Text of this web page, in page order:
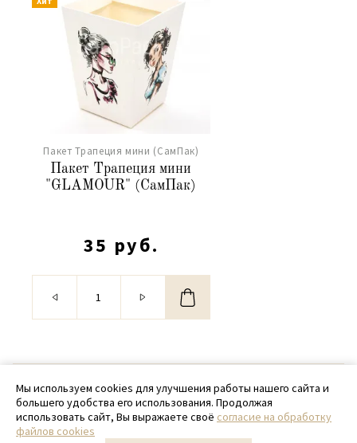
Пакет Трапеция мини (СамПак)
Пакет Трапеция мини
"GLAMOUR" (СамПак)
35 руб.
© 2020 - 2026 SamPack
+ 7 (918) 699-97-87
zakaz@sampack.store
Мы используем cookies для улучшения работы нашего сайта и
большего удобства его использования. Продолжая
использовать сайт, Вы выражаете своё согласие на обработку
файлов cookies